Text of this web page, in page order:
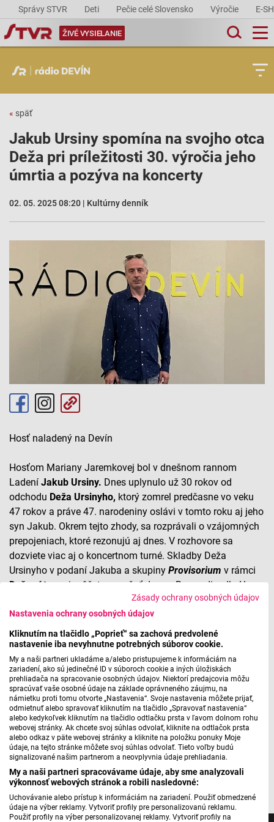
Zásady ochrany osobných údajov
Nastavenia ochrany osobných údajov
Kliknutím na tlačidlo „Poprieť“ sa zachová predvolené
nastavenie iba nevyhnutne potrebných súborov cookie.
My a naši partneri ukladáme a/alebo pristupujeme k informáciám na
zariadení, ako sú jedinečné ID v súboroch cookie a iných úložiskách
prehliadača na spracovanie osobných údajov. Niektorí predajcovia môžu
spracúvať vaše osobné údaje na základe oprávneného záujmu, na
námietku proti tomu otvorte „Nastavenia“. Svoje nastavenia môžete prijať,
odmietnuť alebo spravovať kliknutím na tlačidlo „Spravovať nastavenia“
alebo kedykoľvek kliknutím na tlačidlo odtlačku prsta v ľavom dolnom rohu
webovej stránky. Ak chcete svoj súhlas odvolať, kliknite na odtlačok prsta
alebo odkaz v päte webovej stránky a kliknite na položku ponuky Moje
údaje, na tejto stránke môžete svoj súhlas odvolať. Tieto voľby budú
signalizované našim partnerom a neovplyvnia údaje prehliadania.
My a naši partneri spracovávame údaje, aby sme analyzovali
výkonnosť webových stránok a robili nasledovné:
Uchovávanie alebo prístup k informáciám na zariadení. Použiť obmedzené
údaje na výber reklamy. Vytvoriť profily pre personalizovanú reklamu.
Použiť profily na výber personalizovanej reklamy. Vytvoriť profily na
Správy STVR Deti Pečie celé Slovensko Výročie E-
ŽIVÉ VYSIELANIE
« späť
Jakub Ursiny spomína na svojho otca
Deža pri príležitosti 30. výročia jeho
úmrtia a pozýva na koncerty
02. 05. 2025 08:20 | Kultúrny denník
Hosť naladený na Devín
Hosťom Mariany Jaremkovej bol v dnešnom rannom
Ladení Jakub Ursiny. Dnes uplynulo už 30 rokov od
odchodu Deža Ursinyho, ktorý zomrel predčasne vo veku
47 rokov a práve 47. narodeniny oslávi v tomto roku aj jeho
syn Jakub. Okrem tejto zhody, sa rozprávali o vzájomných
prepojeniach, ktoré rezonujú aj dnes. V rozhovore sa
dozviete viac aj o koncertnom turné. Skladby Deža
Ursinyho v podaní Jakuba a skupiny Provisorium v rámci
Deža ví toursi môžete vypočuť dnes v Brne v divadleHusa
zajtra vystúpia v Novom meste nad Váhom v
klubeBluenotea 8. mája v bratislavskom
zrkadlom,turné potom pokračuje aj v letných mesiacoch,
sledujte webové stránky dezoursiny.rocks.
Jakub Ursiny spomína na svojho otca Deža pri
príležitosti 30. výročia jeho úmrtia
Máte problém s prehrávaním?Nahláste nám chybuv prehrávači.
foto: Mariana Jaremková